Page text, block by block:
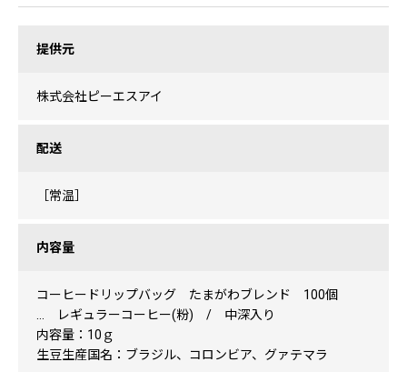
提供元
株式会社ピーエスアイ
配送
［常温］
内容量
コーヒードリップバッグ たまがわブレンド 100個
… レギュラーコーヒー(粉) / 中深入り
内容量：10ｇ
生豆生産国名：ブラジル、コロンビア、グァテマラ